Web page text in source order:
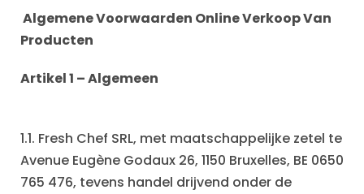
Algemene Voorwaarden Online Verkoop Van
Producten
Artikel 1 – Algemeen
1.1. Fresh Chef SRL, met maatschappelijke zetel te
Avenue Eugène Godaux 26, 1150 Bruxelles, BE 0650
765 476, tevens handel drijvend onder de